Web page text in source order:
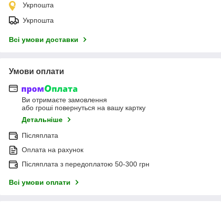
Укрпошта
Укрпошта
Всі умови доставки
Умови оплати
Ви отримаєте замовлення
або гроші повернуться на вашу картку
Детальніше
Післяплата
Оплата на рахунок
Післяплата з передоплатою 50-300 грн
Всі умови оплати